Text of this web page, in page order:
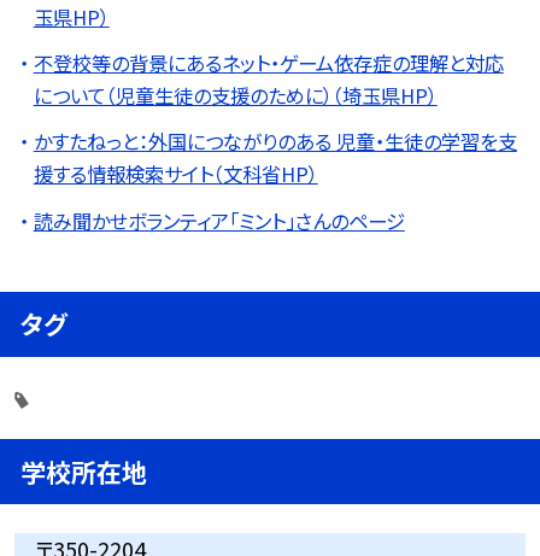
玉県HP）
不登校等の背景にあるネット・ゲーム依存症の理解と対応
について（児童生徒の支援のために）（埼玉県HP）
かすたねっと：外国につながりのある 児童・生徒の学習を支
援する情報検索サイト（文科省HP）
読み聞かせボランティア「ミント」さんのページ
タグ
学校所在地
〒350-2204